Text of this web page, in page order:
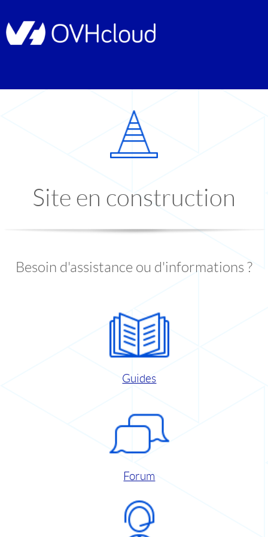
Site en construction
Besoin d'assistance ou d'informations ?
Guides
Forum